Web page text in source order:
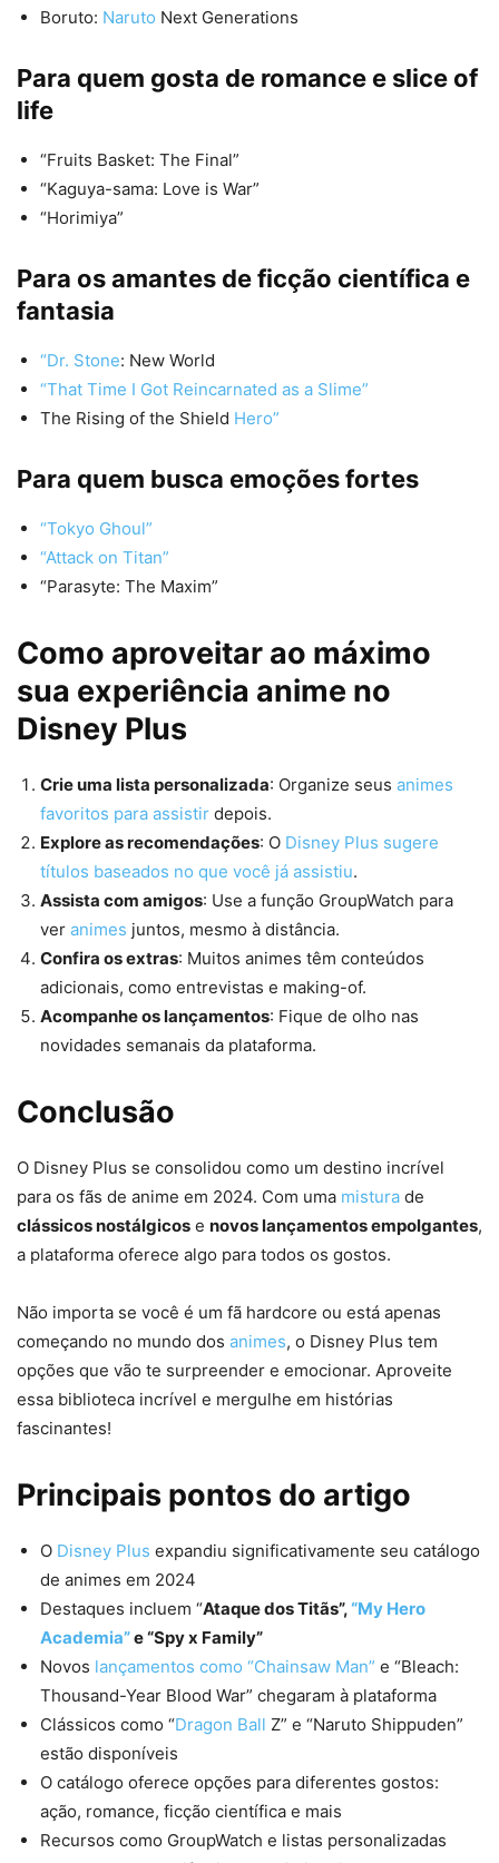
Boruto: Naruto Next Generations
Para quem gosta de romance e slice of
life
“Fruits Basket: The Final”
“Kaguya-sama: Love is War”
“Horimiya”
Para os amantes de ficção científica e
fantasia
“Dr. Stone: New World
“That Time I Got Reincarnated as a Slime”
The Rising of the Shield Hero”
Para quem busca emoções fortes
“Tokyo Ghoul”
“Attack on Titan”
“Parasyte: The Maxim”
Como aproveitar ao máximo
sua experiência anime no
Disney Plus
Crie uma lista personalizada: Organize seus animes
favoritos para assistir depois.
Explore as recomendações: O Disney Plus sugere
títulos baseados no que você já assistiu.
Assista com amigos: Use a função GroupWatch para
ver animes juntos, mesmo à distância.
Confira os extras: Muitos animes têm conteúdos
adicionais, como entrevistas e making-of.
Acompanhe os lançamentos: Fique de olho nas
novidades semanais da plataforma.
Conclusão
O Disney Plus se consolidou como um destino incrível
para os fãs de anime em 2024. Com uma mistura de
clássicos nostálgicos e novos lançamentos empolgantes,
a plataforma oferece algo para todos os gostos.
Não importa se você é um fã hardcore ou está apenas
começando no mundo dos animes, o Disney Plus tem
opções que vão te surpreender e emocionar. Aproveite
essa biblioteca incrível e mergulhe em histórias
fascinantes!
Principais pontos do artigo
O Disney Plus expandiu significativamente seu catálogo
de animes em 2024
Destaques incluem “Ataque dos Titãs”,“My Hero
Academia”e “Spy x Family”
Novos lançamentos como “Chainsaw Man” e “Bleach:
Thousand-Year Blood War” chegaram à plataforma
Clássicos como “Dragon Ball Z” e “Naruto Shippuden”
estão disponíveis
O catálogo oferece opções para diferentes gostos:
ação, romance, ficção científica e mais
Recursos como GroupWatch e listas personalizadas